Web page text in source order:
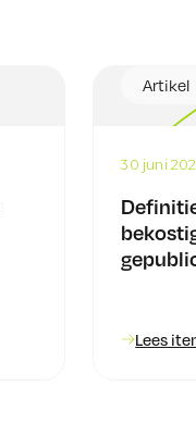
Artikel
30 juni
Lees